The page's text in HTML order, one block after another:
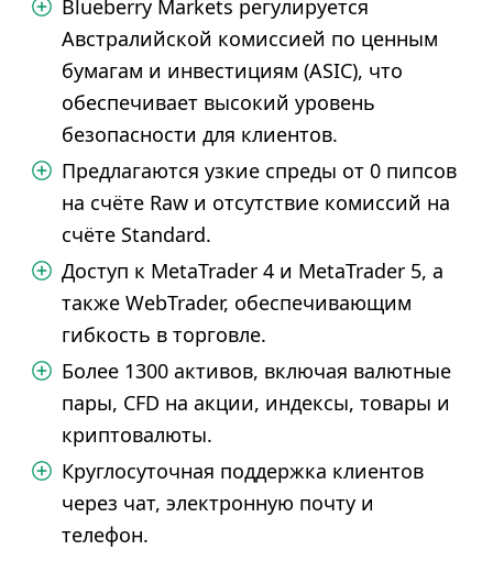
Blueberry Markets регулируется
Австралийской комиссией по ценным
бумагам и инвестициям (ASIC), что
обеспечивает высокий уровень
безопасности для клиентов.
Предлагаются узкие спреды от 0 пипсов
на счёте Raw и отсутствие комиссий на
счёте Standard.
Доступ к MetaTrader 4 и MetaTrader 5, а
также WebTrader, обеспечивающим
гибкость в торговле.
Более 1300 активов, включая валютные
пары, CFD на акции, индексы, товары и
криптовалюты.
Круглосуточная поддержка клиентов
через чат, электронную почту и
телефон.